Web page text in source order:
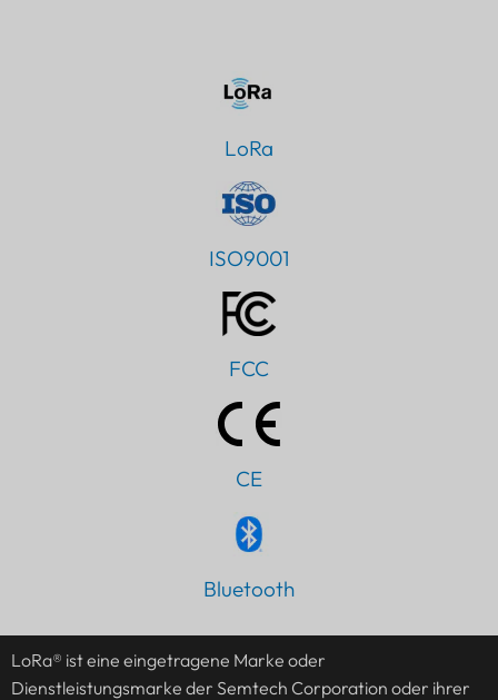
LoRa
ISO9001
FCC
CE
Bluetooth
LoRa® ist eine eingetragene Marke oder
Dienstleistungsmarke der Semtech Corporation oder ihrer